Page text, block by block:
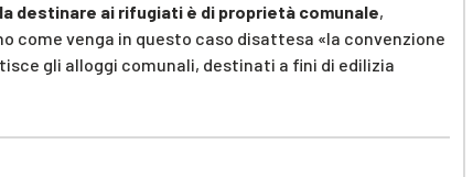
destinare ai rifugiati è di proprietà comunale,
come venga in questo caso disattesa «la convenzione
gli alloggi comunali, destinati a fini di edilizia